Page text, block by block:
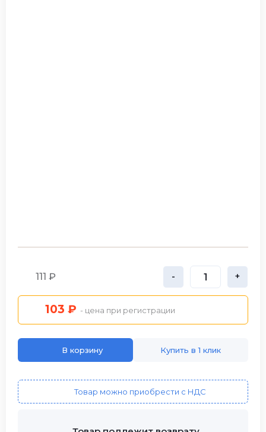
111 ₽ - +
103 ₽ - цена при регистрации
В корзину Купить в 1 клик
Товар можно приобрести с НДС